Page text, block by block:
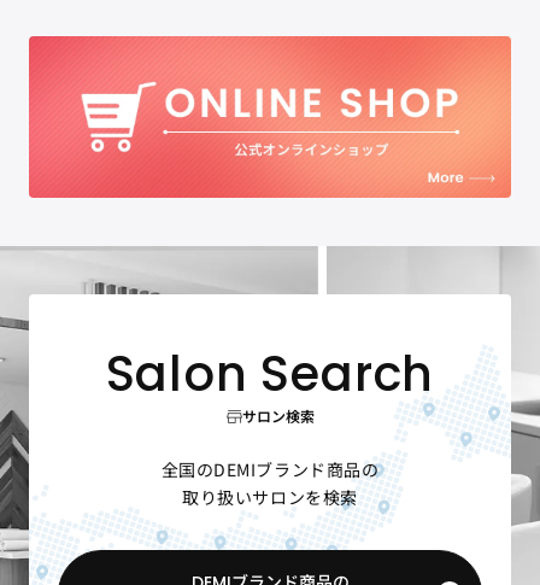
サロン検索
全国のDEMIブランド商品の
取り扱いサロンを検索